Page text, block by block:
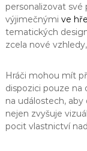
personalizovat
výjimečnými ve hře
tematických
zcela nové
Hráči mohou mít
dispozici pouze
na událostech,
nejen zvyšuje
pocit vlastnictví